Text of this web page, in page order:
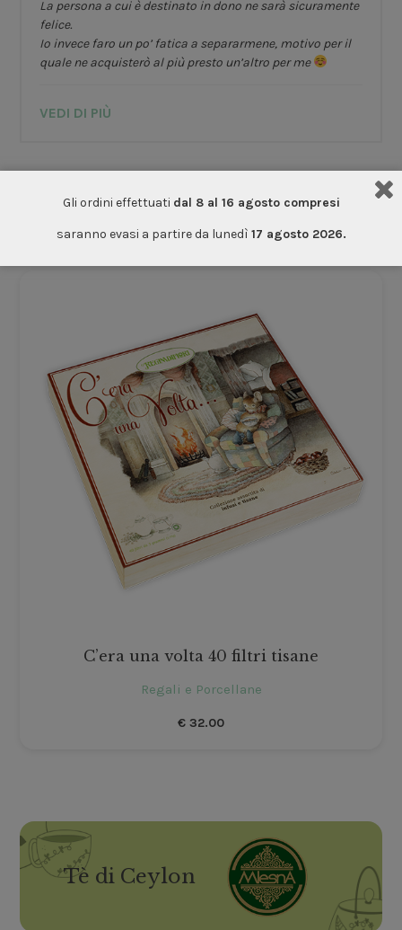
La persona a cui è destinato in dono ne sarà sicuramente
felice.
Io invece faro un po’ fatica a separarmene, motivo per il
quale ne acquisterò al più presto un’altro per me
VEDI DI PIÙ
Le persone che hanno acquistato questo articolo
hanno anche acquistato
C’era una volta 40 filtri tisane
Regali e Porcellane
€ 32.00
Tè di Ceylon
Gli ordini effettuati dal 8 al 16 agosto compresi
saranno evasi a partire da lunedì 17 agosto 2026.